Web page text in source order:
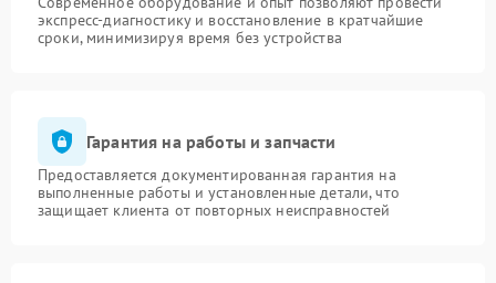
экспресс-диагностику и восстановление в кратчайшие
сроки, минимизируя время без устройства
Гарантия на работы и запчасти
Предоставляется документированная гарантия на
выполненные работы и установленные детали, что
защищает клиента от повторных неисправностей